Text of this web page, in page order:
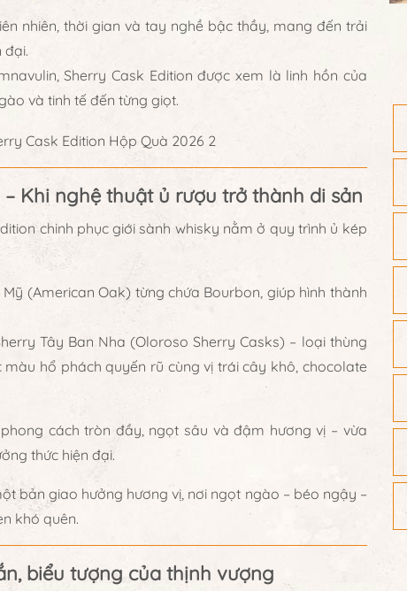
nhiên, thời gian và tay nghề bậc thầy, mang đến trải
đại.
Sherry Cask Edition được xem là linh hồn của
và tinh tế đến từng giọt.
Khi nghệ thuật ủ rượu trở thành di sản
chinh phục giới sành whisky nằm ở quy trình ủ kép
(American Oak) từng chứa Bourbon, giúp hình thành
Tây Ban Nha (Oloroso Sherry Casks) – loại thùng
màu hổ phách quyến rũ cùng vị trái cây khô, chocolate
cách tròn đầy, ngọt sâu và đậm hương vị – vừa
thức hiện đại.
bản giao hưởng hương vị, nơi ngọt ngào – béo ngậy –
khó quên.
biểu tượng của thịnh vượng